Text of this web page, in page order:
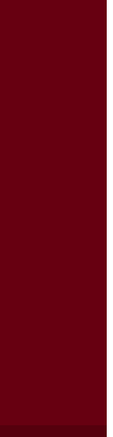
Chateau
Cru Classé”